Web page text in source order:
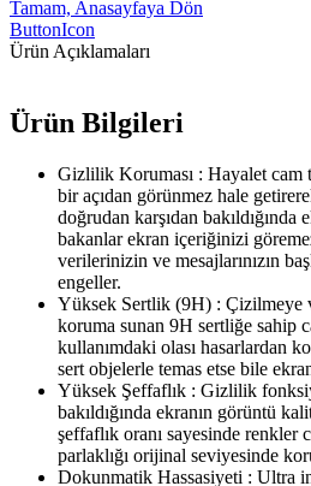
Tamam, Anasayfaya Dön
ButtonIcon
Ürün Açıklamaları
Ürün Bilgileri
Gizlilik Koruması : Hayalet cam
bir açıdan görünmez hale
doğrudan karşıdan bakıldığında
bakanlar ekran içeriğinizi
verilerinizin ve mesajlarınızın
engeller.
Yüksek Sertlik (9H) : Çizilmeye
koruma sunan 9H sertliğe sahip
kullanımdaki olası hasarlardan
sert objelerle temas etse bile
Yüksek Şeffaflık : Gizlilik
bakıldığında ekranın görüntü
şeffaflık oranı sayesinde renkler
parlaklığı orijinal seviyesinde
Dokunmatik Hassasiyeti : Ultra